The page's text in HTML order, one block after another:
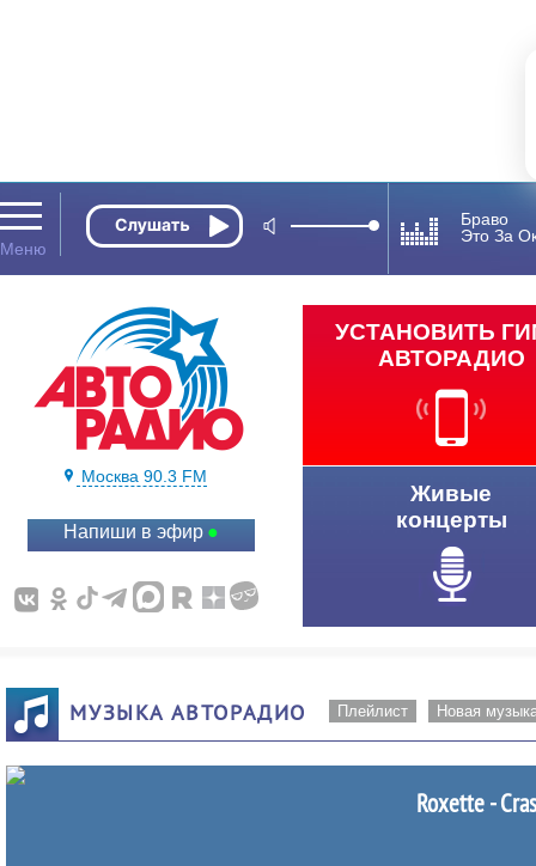
Браво
Это За
Москва 90.3 FM
Напиши в эфир
УСТАНОВИТЬ
АВТОРАДИО
Живые
концерты
МУЗЫКА АВТОРАДИО Плейлист Новая
Roxette -